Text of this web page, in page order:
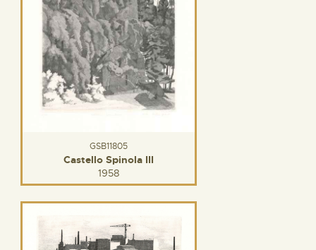
GSB11805
Castello Spinola III
1958